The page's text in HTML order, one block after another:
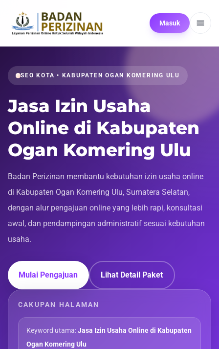
Masuk
SEO KOTA • KABUPATEN OGAN KOMERING ULU
Jasa Izin Usaha
Online di Kabupaten
Ogan Komering Ulu
Badan Perizinan membantu kebutuhan izin usaha online
di Kabupaten Ogan Komering Ulu, Sumatera Selatan,
dengan alur pengajuan online yang lebih rapi, konsultasi
awal, dan pendampingan administratif sesuai kebutuhan
usaha.
Mulai Pengajuan Lihat Detail Paket
CAKUPAN HALAMAN
Keyword utama:Jasa Izin Usaha Online di Kabupaten
Ogan Komering Ulu